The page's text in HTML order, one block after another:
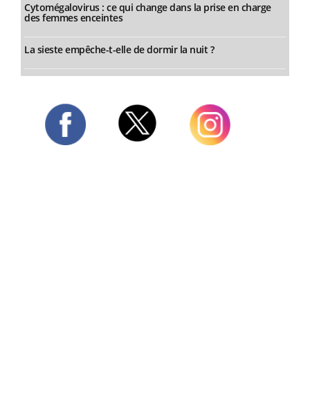
Cytomégalovirus : ce qui change dans la prise en charge
des femmes enceintes
La sieste empêche-t-elle de dormir la nuit ?